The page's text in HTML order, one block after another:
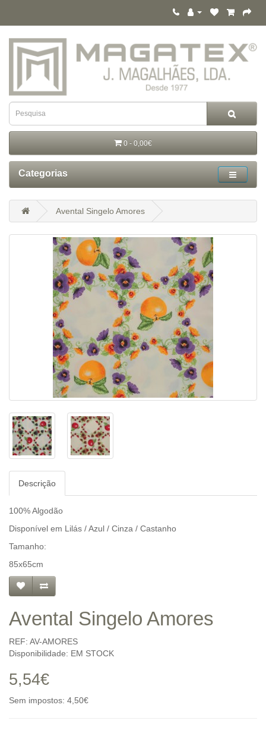
0 - 0,00€
Categorias
Avental Singelo Amores
Descrição
100% Algodão
Disponível em Lilás / Azul / Cinza / Castanho
Tamanho:
85x65cm
Avental Singelo Amores
REF: AV-AMORES
Disponibilidade: EM STOCK
5,54€
Sem impostos: 4,50€